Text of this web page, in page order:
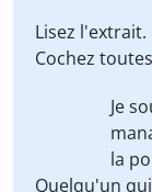
Lisez
Cochez
Je
la
Quelqu'un qui